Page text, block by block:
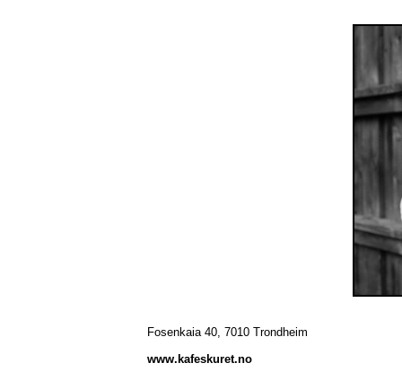
Fosenkaia 40, 7010 Trondheim
www.kafeskuret.no